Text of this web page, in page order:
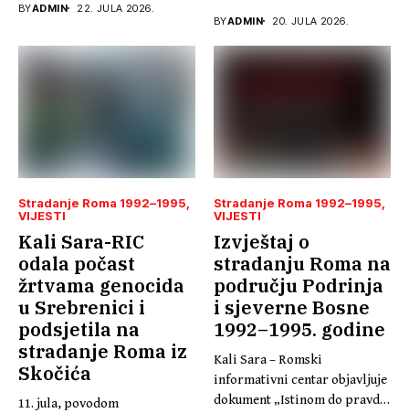
BYADMIN 22. JULA 2026.
BYADMIN 20. JULA 2026.
Stradanje Roma 1992–1995
VIJESTI
Kali Sara-RIC
odala počast
žrtvama genocida
u Srebrenici i
podsjetila na
stradanje Roma iz
Skočića
11. jula, povodom
Stradanje Roma 1992–1995
VIJESTI
Izvještaj o
stradanju Roma na
području Podrinja
i sjeverne Bosne
1992–1995. godine
Kali Sara – Romski
informativni centar objavljuje
dokument „Istinom do pravde,